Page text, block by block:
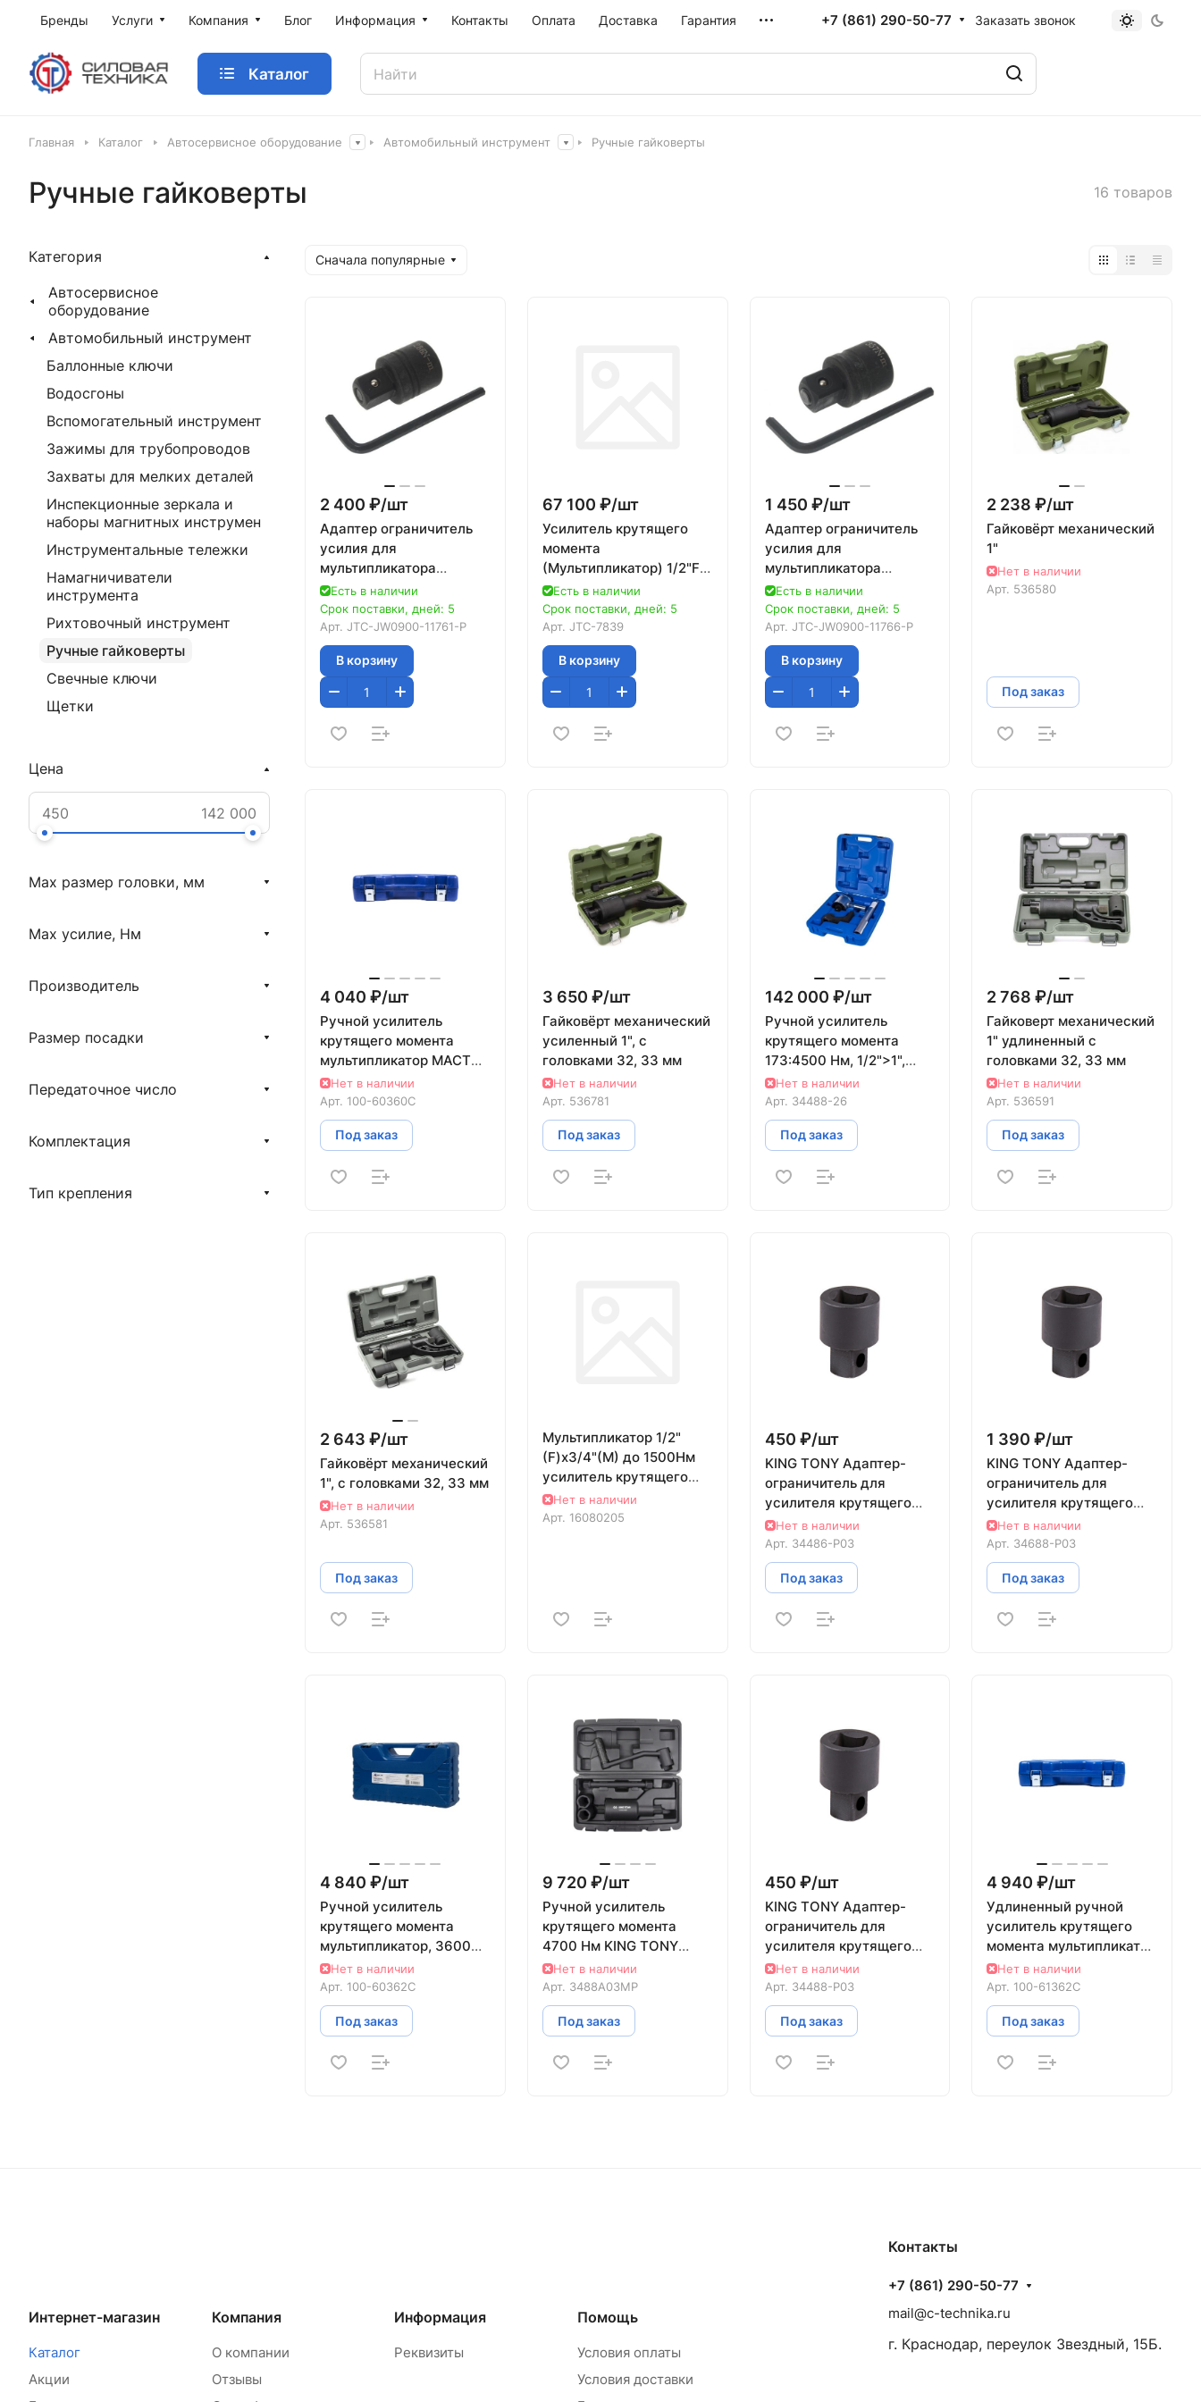
Бренды Услуги Компания Блог Информация Контакты Оплата Доставка Гарантия +7 (861) 290-50-77 Заказать звонок
Каталог
Главная Каталог Автосервисное оборудование Автомобильный инструмент Ручные гайковерты
Ручные гайковерты 16 товаров
Сначала популярные
2 400 ₽/шт
Адаптер ограничитель
усилия для
мультипликатора
JW0900-11761 JTC-
JW0900-11761-P
Есть в наличии
Срок поставки, дней: 5
Арт. JTC-JW0900-11761-P
В корзину
67 100 ₽/шт
Усилитель крутящего
момента
(Мультипликатор) 1/2"F x
3/4"M до 1500Nm JTC
Есть в наличии
Срок поставки, дней: 5
Арт. JTC-7839
В корзину
1 450 ₽/шт
Адаптер ограничитель
усилия для
мультипликатора
JW0900-11766 JTC-
JW0900-11766-P
Есть в наличии
Срок поставки, дней: 5
Арт. JTC-JW0900-11766-P
В корзину
2 238 ₽/шт
Гайковёрт механический
1"
Нет в наличии
Арт. 536580
Под заказ
4 040 ₽/шт
Ручной усилитель
крутящего момента
мультипликатор МАСТАК
3600 Нм 1" без головок
100-60360C
Нет в наличии
Арт. 100-60360C
Под заказ
3 650 ₽/шт
Гайковёрт механический
усиленный 1", с
головками 32, 33 мм
Нет в наличии
Арт. 536781
Под заказ
142 000 ₽/шт
Ручной усилитель
крутящего момента
173:4500 Нм, 1/2">1",
мультипликатор KING
TONY 34488-26
Нет в наличии
Арт. 34488-26
Под заказ
2 768 ₽/шт
Гайковерт механический
1" удлиненный с
головками 32, 33 мм
Нет в наличии
Арт. 536591
Под заказ
2 643 ₽/шт
Гайковёрт механический
1", с головками 32, 33 мм
Нет в наличии
Арт. 536581
Под заказ
Мультипликатор 1/2"
(F)x3/4"(M) до 1500Нм
усилитель крутящего
момента (1:10), шт
Нет в наличии
Арт. 16080205
450 ₽/шт
KING TONY Адаптер-
ограничитель для
усилителя крутящего
момента 34486
Нет в наличии
Арт. 34486-P03
Под заказ
1 390 ₽/шт
KING TONY Адаптер-
ограничитель для
усилителя крутящего
момента 34688
Нет в наличии
Арт. 34688-P03
Под заказ
4 840 ₽/шт
Ручной усилитель
крутящего момента
мультипликатор, 3600
Нм, 1" МАСТАК 100-
60362C
Нет в наличии
Арт. 100-60362C
Под заказ
9 720 ₽/шт
Ручной усилитель
крутящего момента
4700 Нм KING TONY
3488A03MP
Нет в наличии
Арт. 3488A03MP
Под заказ
450 ₽/шт
KING TONY Адаптер-
ограничитель для
усилителя крутящего
момента 34488
Нет в наличии
Арт. 34488-P03
Под заказ
4 940 ₽/шт
Удлиненный ручной
усилитель крутящего
момента мультипликатор
МАСТАК 3600 Нм 1" 100-
61362C
Нет в наличии
Арт. 100-61362C
Под заказ
Категория
Автосервисное
оборудование
Автомобильный инструмент
Баллонные ключи
Водосгоны
Вспомогательный инструмент
Зажимы для трубопроводов
Захваты для мелких деталей
Инспекционные зеркала и
наборы магнитных инструмен
Инструментальные тележки
Намагничиватели
инструмента
Рихтовочный инструмент
Ручные гайковерты
Свечные ключи
Щетки
Цена
Max размер головки, мм
Max усилие, Нм
Производитель
Размер посадки
Передаточное число
Комплектация
Тип крепления
Интернет-магазин
Каталог
Акции
Компания
О компании
Отзывы
Информация
Реквизиты
Помощь
Условия оплаты
Условия доставки
Контакты
+7 (861) 290-50-77
mail@c-technika.ru
г. Краснодар, переулок Звездный, 15Б.